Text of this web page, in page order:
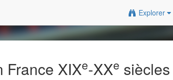
Explorer
France XIXe-XXe siècles